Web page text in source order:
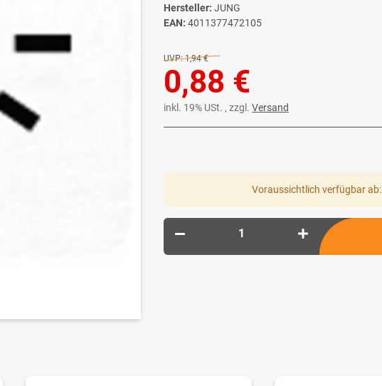
Hersteller: JUNG
EAN: 4011377472105
UVP: 1,94 €
0,88 €
inkl. 19% USt. , zzgl. Versand
Voraussichtlich verfügbar ab: